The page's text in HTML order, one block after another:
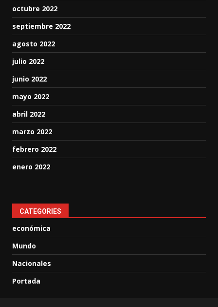
octubre 2022
septiembre 2022
agosto 2022
julio 2022
junio 2022
mayo 2022
abril 2022
marzo 2022
febrero 2022
enero 2022
CATEGORIES
económica
Mundo
Nacionales
Portada